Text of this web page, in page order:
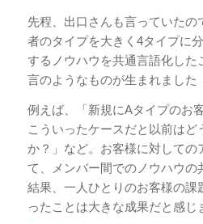
先程、出口さんも言っていたの
者のタイプを大きく4タイプに
するノウハウを共通言語化した
言のようなものが生まれました
例えば、「新規にAタイプのお
こういったケースだと以前はど
か？」など。お客様に対しての
て、メンバー間でのノウハウの
結果、一人ひとりのお客様の課
ったことは大きな成果だと感じ